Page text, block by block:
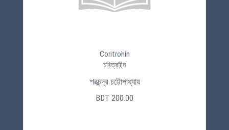
Coritrohin
চরিত্রহীন
শরত্‍চন্দ্র চট্টোপাধ্যায়
BDT 200.00